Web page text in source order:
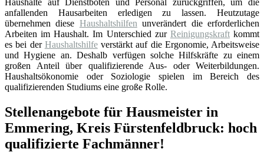
anfallenden Hausarbeiten erledigen zu lassen. Heutzutage
übernehmen diese Haushaltshilfen unverändert die erforderlichen
Arbeiten im Haushalt. Im Unterschied zur Reinigungskraftkommt
es bei der Haushaltshilfeverstärkt auf die Ergonomie, Arbeitsweise
und Hygiene an. Deshalb verfügen solche Hilfskräfte zu einem
großen Anteil über qualifizierende Aus- oder Weiterbildungen.
Haushaltsökonomie oder Soziologie spielen im Bereich des
qualifizierenden Studiums eine große Rolle.
Stellenangebote für Hausmeister in
Emmering, Kreis Fürstenfeldbruck: hoch
qualifizierte Fachmänner!